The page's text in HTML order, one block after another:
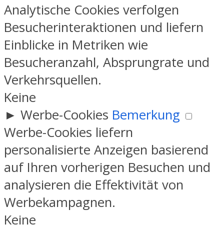
Analytische Cookies verfolgen
Besucherinteraktionen und liefern
Einblicke in Metriken wie
Besucheranzahl, Absprungrate und
Verkehrsquellen.
Keine
► Werbe-Cookies Bemerkung
Werbe-Cookies liefern
personalisierte Anzeigen basierend
auf Ihren vorherigen Besuchen und
analysieren die Effektivität von
Werbekampagnen.
Keine